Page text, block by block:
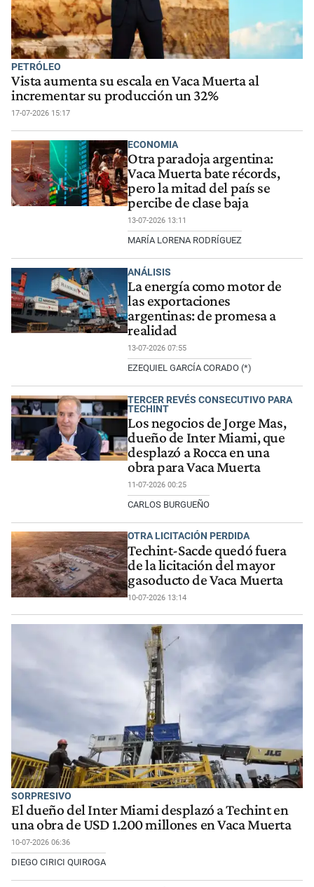
PETRÓLEO
Vista aumenta su escala en Vaca Muerta al
incrementar su producción un 32%
17-07-2026 15:17
ECONOMIA
Otra paradoja argentina:
Vaca Muerta bate récords,
pero la mitad del país se
percibe de clase baja
13-07-2026 13:11
MARÍA LORENA RODRÍGUEZ
ANÁLISIS
La energía como motor de
las exportaciones
argentinas: de promesa a
realidad
13-07-2026 07:55
EZEQUIEL GARCÍA CORADO (*)
TERCER REVÉS CONSECUTIVO PARA
TECHINT
Los negocios de Jorge Mas,
dueño de Inter Miami, que
desplazó a Rocca en una
obra para Vaca Muerta
11-07-2026 00:25
CARLOS BURGUEÑO
OTRA LICITACIÓN PERDIDA
Techint-Sacde quedó fuera
de la licitación del mayor
gasoducto de Vaca Muerta
10-07-2026 13:14
SORPRESIVO
El dueño del Inter Miami desplazó a Techint en
una obra de USD 1.200 millones en Vaca Muerta
10-07-2026 06:36
DIEGO CIRICI QUIROGA